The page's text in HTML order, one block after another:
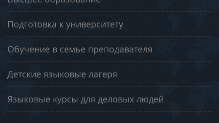
Подготовка к университету
Обучение в семье преподавателя
Детские языковые лагеря
Языковые курсы для деловых людей